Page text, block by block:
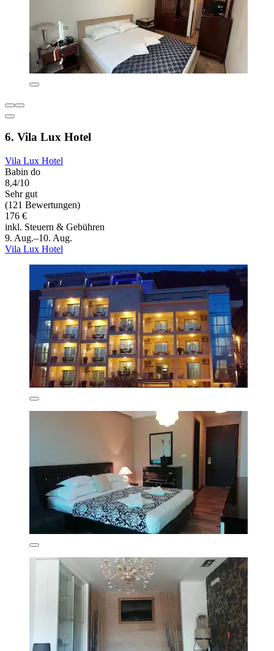
6. Vila Lux Hotel
Vila Lux Hotel
Babin do
8,4/10
Sehr gut
(121 Bewertungen)
176 €
inkl. Steuern & Gebühren
9. Aug.–10. Aug.
Vila Lux Hotel